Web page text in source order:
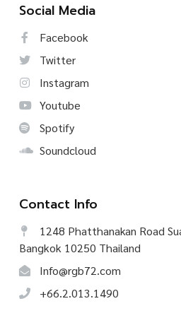
Social Media
Facebook
Twitter
Instagram
Youtube
Spotify
Soundcloud
Contact Info
1248 Phatthanakan Road
Bangkok 10250 Thailand
Info@rgb72.com
+66.2.013.1490